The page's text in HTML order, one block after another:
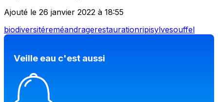
Ajouté le 26 janvier 2022 à 18:55
biodiversitéreméandragerestaurationripisylvesouffel
Veille eau c'est aussi